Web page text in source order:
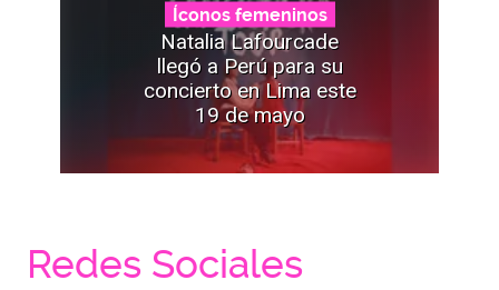
Íconos femeninos
Natalia Lafourcade
llegó a Perú para su
concierto en Lima este
19 de mayo
Redes Sociales